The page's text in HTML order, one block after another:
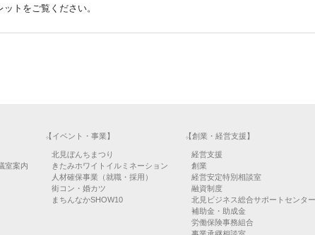
トをご覧ください。
室案内
【イベント・事業】
北見ぼんちまつり
きたみホワイトイルミネーション
人材確保事業（就職・採用）
街コン・婚カツ
まちんなかSHOW10
【創業・経営支援】
経営支援
創業
経営安定特別相談室
融資制度
北見ビジネス総合サポートセンター
補助金・助成金
労働保険事務組合